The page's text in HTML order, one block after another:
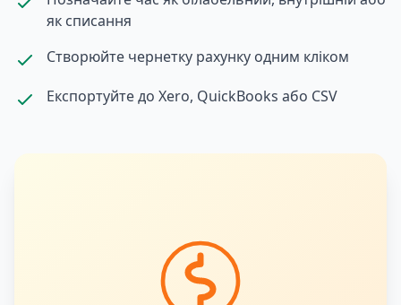
як списання
Створюйте чернетку рахунку одним кліком
Експортуйте до Xero, QuickBooks або CSV